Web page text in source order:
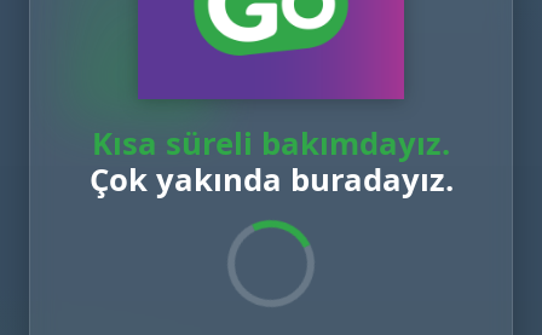
Kısa süreli bakımdayız.
Çok yakında buradayız.